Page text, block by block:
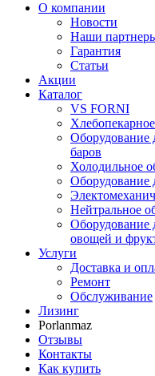
О компании
Новости
Наши
Гарантия
Статьи
Акции
Каталог
VS FORNI
Оборудование
баров
Холодильное
Оборудование
Нейтральное
Оборудование
овощей и
Услуги
Доставка и
Ремонт
Обслуживание
Лизинг
Porlanmaz
Отзывы
Контакты
Как купить